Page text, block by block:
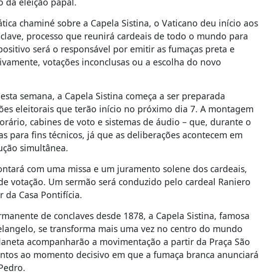
chaminé sobre a Capela Sistina, o Vaticano deu início aos
processo que reunirá cardeais de todo o mundo para
será o responsável por emitir as fumaças preta e
votações inconclusas ou a escolha do novo
semana, a Capela Sistina começa a ser preparada
eleitorais que terão início no próximo dia 7. A montagem
cabines de voto e sistemas de áudio – que, durante o
para fins técnicos, já que as deliberações acontecem em
simultânea.
com uma missa e um juramento solene dos cardeais,
votação. Um sermão será conduzido pelo cardeal Raniero
da Casa Pontifícia.
de conclaves desde 1878, a Capela Sistina, famosa
se transforma mais uma vez no centro do mundo
acompanharão a movimentação a partir da Praça São
ao momento decisivo em que a fumaça branca anunciará